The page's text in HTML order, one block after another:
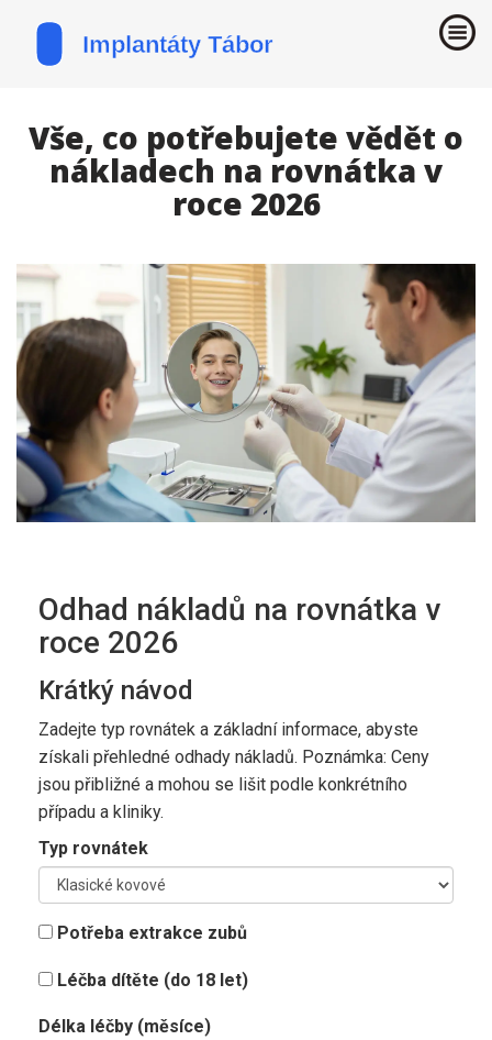
Vše, co potřebujete vědět o
nákladech na rovnátka v
roce 2026
Odhad nákladů na rovnátka v
roce 2026
Krátký návod
Zadejte typ rovnátek a základní informace, abyste
získali přehledné odhady nákladů. Poznámka: Ceny
jsou přibližné a mohou se lišit podle konkrétního
případu a kliniky.
Typ rovnátek
Potřeba extrakce zubů
Léčba dítěte (do 18 let)
Délka léčby (měsíce)